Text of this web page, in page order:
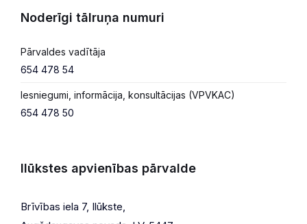
Noderīgi tālruņa numuri
Pārvaldes vadītāja
654 478 54
Iesniegumi, informācija, konsultācijas (VPVKAC)
654 478 50
Ilūkstes apvienības pārvalde
Brīvības iela 7, Ilūkste,